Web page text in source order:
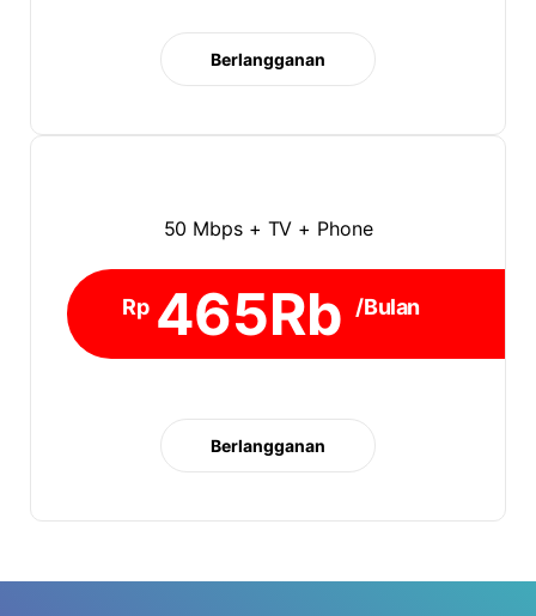
Berlangganan
50 Mbps + TV + Phone
Rp 465Rb /Bulan
Berlangganan